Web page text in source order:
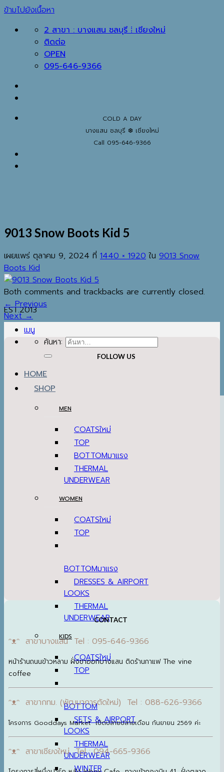
ข้ามไปยังเนื้อหา
2 สาขา : บางแสน ชลบุรี ⁞ เชียงใหม่
ติดต่อ
OPEN
095-646-9366
COLD A DAY
บางแสน ชลบุรี ❆ เชียงใหม่
Call 095-646-9366
EST.2013
เมนู
ค้นหา:
HOME
SHOP
MEN
COATS
TOP
BOTTOM
THERMAL
UNDERWEAR
WOMEN
COATS
TOP
BOTTOM
DRESSES & AIRPORT
LOOKS
THERMAL
UNDERWEAR
KIDS
COATS
TOP
BOTTOM
SETS & AIRPORT
LOOKS
THERMAL
UNDERWEAR
WINTER
9013 Snow Boots Kid 5
เผยแพร่ ตุลาคม 9, 2024 ที่ 1440 × 1920 ใน 9013 Snow
Boots Kid
Both comments and trackbacks are currently closed.
←Previous
Next→
FOLLOW US
CONTACT
ᵔᴥᵔ สาขาบางแสน Tel : 095-646-9366
หน้าร้านถนนข้าวหลาม ฝั่งขาออกบางแสน ติดร้านกาแฟ The vine
coffee
ᵔᴥᵔ สาขากทม. (พัฒนาการตัดใหม่) Tel : 088-626-9366
โครงการ Gooddays Market เปิดปลายปลายเดือน กันยายน 2569 ค่ะ
ᵔᴥᵔ สาขาเชียงใหม่ Tel : 094-665-9366